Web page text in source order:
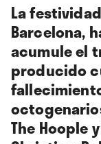
La
Barcelona,
acumule el
producido
The Hoople